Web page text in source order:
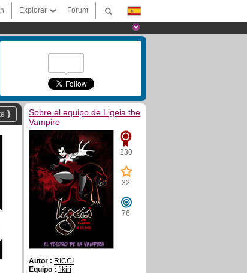
Forum
Explorar
Sobre el equipo de Ligeia the
Vampire
230
32
76
Autor : RICCI
Equipo : fikiri